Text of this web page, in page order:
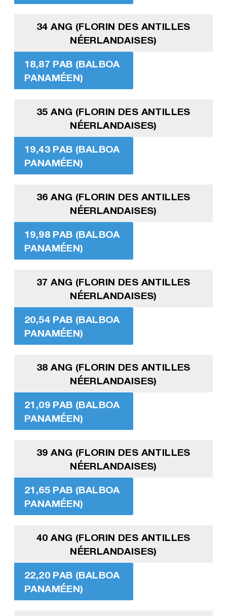
34 ANG (FLORIN DES ANTILLES
NÉERLANDAISES)
18,87 PAB (BALBOA
PANAMÉEN)
35 ANG (FLORIN DES ANTILLES
NÉERLANDAISES)
19,43 PAB (BALBOA
PANAMÉEN)
36 ANG (FLORIN DES ANTILLES
NÉERLANDAISES)
19,98 PAB (BALBOA
PANAMÉEN)
37 ANG (FLORIN DES ANTILLES
NÉERLANDAISES)
20,54 PAB (BALBOA
PANAMÉEN)
38 ANG (FLORIN DES ANTILLES
NÉERLANDAISES)
21,09 PAB (BALBOA
PANAMÉEN)
39 ANG (FLORIN DES ANTILLES
NÉERLANDAISES)
21,65 PAB (BALBOA
PANAMÉEN)
40 ANG (FLORIN DES ANTILLES
NÉERLANDAISES)
22,20 PAB (BALBOA
PANAMÉEN)